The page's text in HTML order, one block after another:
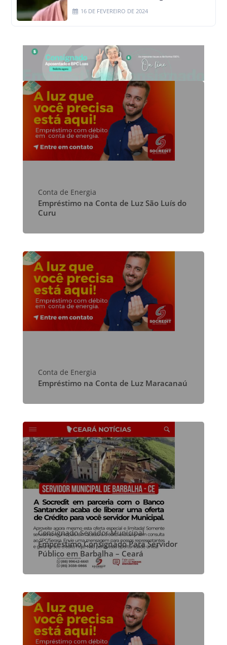
16 DE FEVEREIRO DE 2024
Conta de Energia
Empréstimo na Conta de Luz São Luís do
Curu
Conta de Energia
Empréstimo na Conta de Luz Maracanaú
Consignado Servidor Municipal
Empréstimo Consignado Para Servidor
Público em Barbalha – Ceará